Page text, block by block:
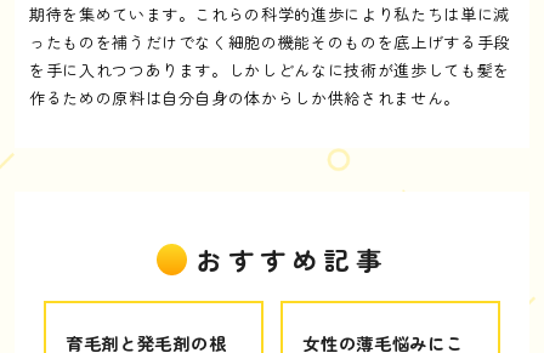
期待を集めています。これらの科学的進歩により私たちは単に減
ったものを補うだけでなく細胞の機能そのものを底上げする手段
を手に入れつつあります。しかしどんなに技術が進歩しても髪を
作るための原料は自分自身の体からしか供給されません。
おすすめ記事
育毛剤と発毛剤の根
女性の薄毛悩みにこ